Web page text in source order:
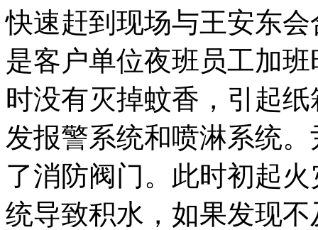
快速赶到现场与王安东
是客户单位夜班员工加
时没有灭掉蚊香，引起
发报警系统和喷淋系统
了消防阀门。此时初起
统导致积水，如果发现